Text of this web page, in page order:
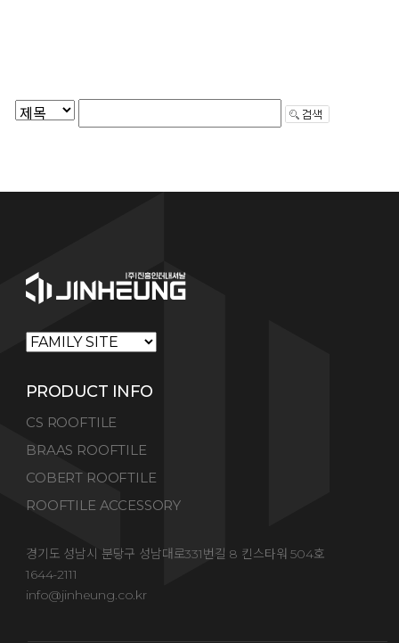
PRODUCT INFO
CS ROOFTILE
BRAAS ROOFTILE
COBERT ROOFTILE
ROOFTILE ACCESSORY
경기도 성남시 분당구 성남대로331번길 8 킨스타워 504호
1644-2111
info@jinheung.co.kr